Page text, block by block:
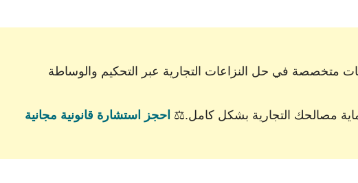
متخصصة في حل النزاعات التجارية عبر التحكيم والوساطة
مصالحك التجارية بشكل كامل.⚖️ احجز استشارة قانونية مجانية